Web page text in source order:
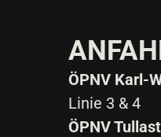
ÖPNV Karl-
Linie 3 & 4
ÖPNV